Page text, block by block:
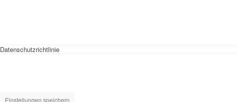
Datenschutzrichtlinie
Einstellungen speichern